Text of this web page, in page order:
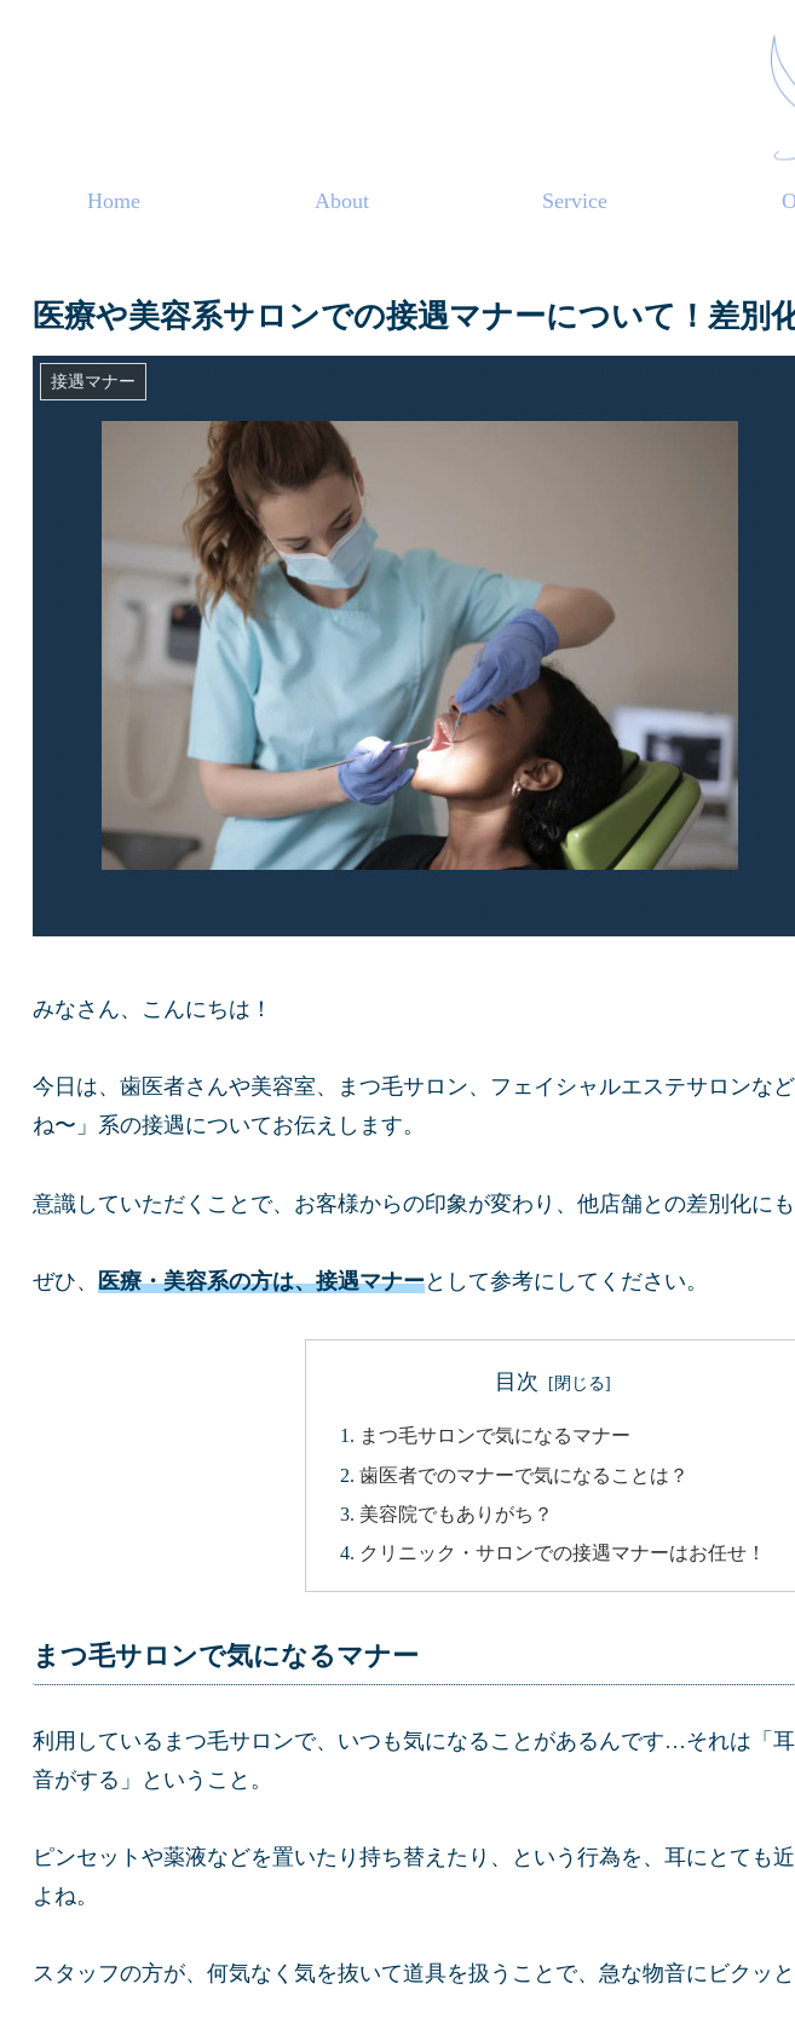
Home About Service
医療や美容系サロンでの接遇マナーについて！差別
接遇マナー
みなさん、こんにちは！
今日は、歯医者さんや美容室、まつ毛サロン、フェイシャルエステサロンな
ね〜」系の接遇についてお伝えします。
意識していただくことで、お客様からの印象が変わり、他店舗との差別化にも
ぜひ、 医療・美容系の方は、接遇マナーとして参考にしてください。
目次
まつ毛サロンで気になるマナー
歯医者でのマナーで気になることは？
美容院でもありがち？
クリニック・サロンでの接遇マナーはお任せ！
まつ毛サロンで気になるマナー
利用しているまつ毛サロンで、いつも気になることがあるんです…それは「耳
音がする」ということ。
ピンセットや薬液などを置いたり持ち替えたり、という行為を、耳にとても
よね。
スタッフの方が、何気なく気を抜いて道具を扱うことで、急な物音にビクッ